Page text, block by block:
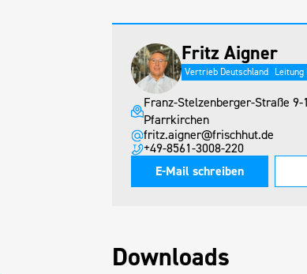
Fritz Aigner
Vertrieb Deutschland Leitung
Franz-Stelzenberger-Straße 9-
Pfarrkirchen
fritz.aigner@frischhut.de
+49-8561-3008-220
E-Mail schreiben
Downloads